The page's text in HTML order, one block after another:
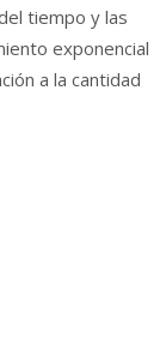
tiempo y las
exponencial
a la cantidad